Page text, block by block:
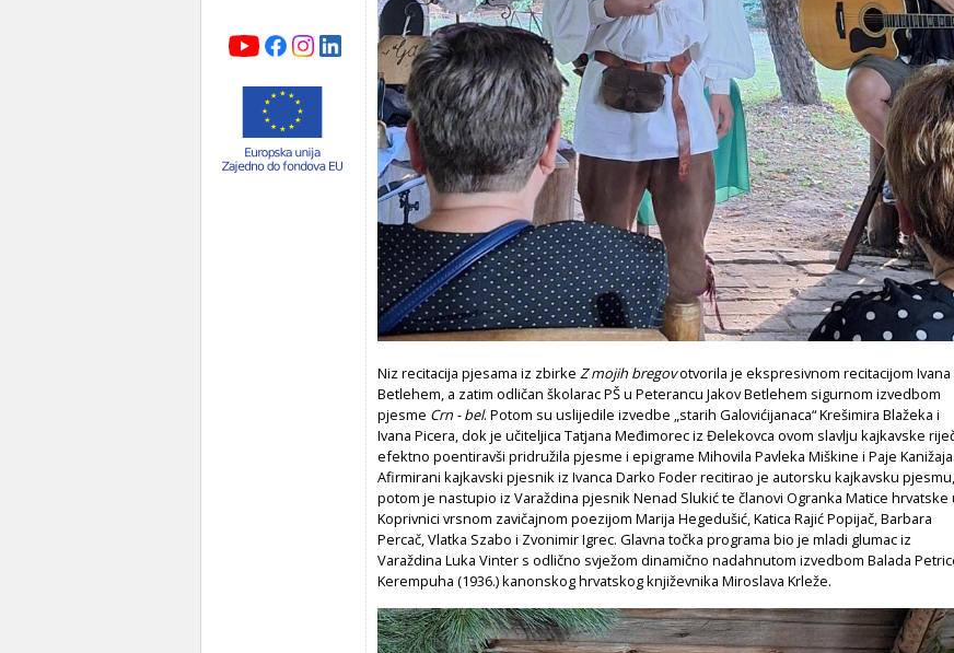
Niz recitacija pjesama iz zbirke Z mojih bregovotvorila je ekspresivnom recitacijom Ivana
Betlehem, a zatim odličan školarac PŠ u Peterancu Jakov Betlehem sigurnom izvedbom
pjesme Crn - bel. Potom su uslijedile izvedbe „starih Galovićijanaca“ Krešimira Blažeka i
Ivana Picera, dok je učiteljica Tatjana Međimorec iz Đelekovca ovom slavlju kajkavske
efektno poentiravši pridružila pjesme i epigrame Mihovila Pavleka Miškine i Paje Kanižaja.
Afirmirani kajkavski pjesnik iz Ivanca Darko Foder recitirao je autorsku kajkavsku pjesmu,
potom je nastupio iz Varaždina pjesnik Nenad Slukić te članovi Ogranka Matice hrvatske
Koprivnici vrsnom zavičajnom poezijom Marija Hegedušić, Katica Rajić Popijač, Barbara
Percač, Vlatka Szabo i Zvonimir Igrec. Glavna točka programa bio je mladi glumac iz
Varaždina Luka Vinter s odlično svježom dinamično nadahnutom izvedbom Balada
Kerempuha (1936.) kanonskog hrvatskog književnika Miroslava Krleže.